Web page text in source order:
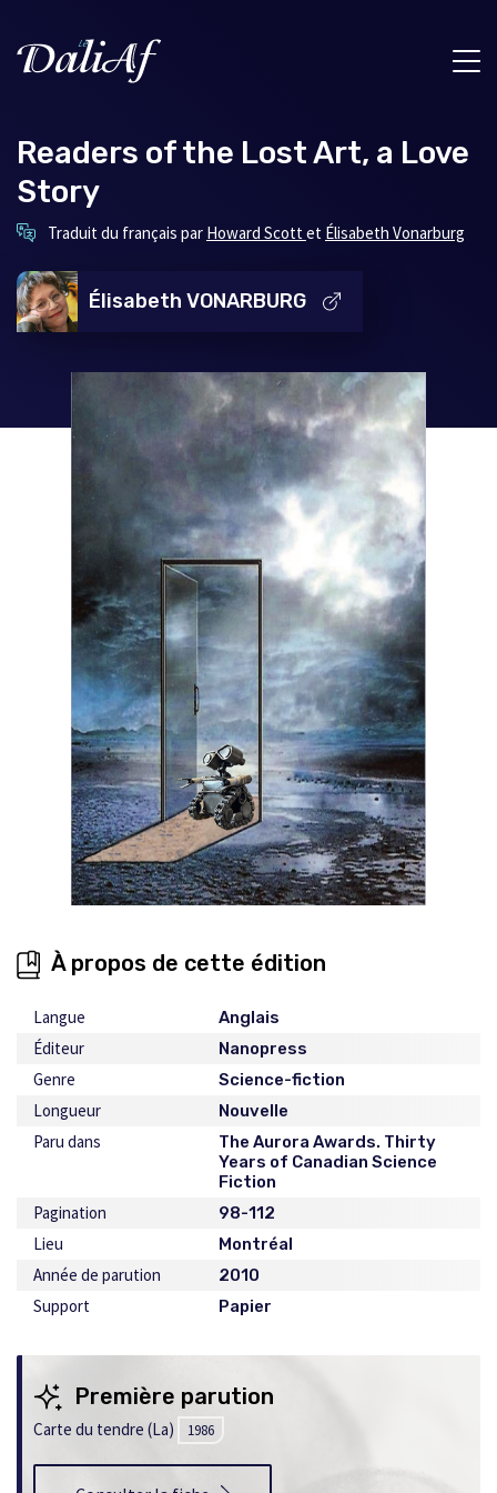
Readers of the Lost Art, a Love
Story
Traduit du français par Howard ScottCe
dans
une
et Élisabeth Vonarburg
Élisabeth VONARBURG
À propos de cette édition
Langue Anglais
Éditeur Nanopress
Genre Science-fiction
Longueur Nouvelle
Paru dans
The Aurora Awards. Thirty
Years of Canadian Science
Fiction
Pagination 98-112
Lieu Montréal
Année de parution 2010
Support Papier
Première parution
Carte du tendre (La) 1986